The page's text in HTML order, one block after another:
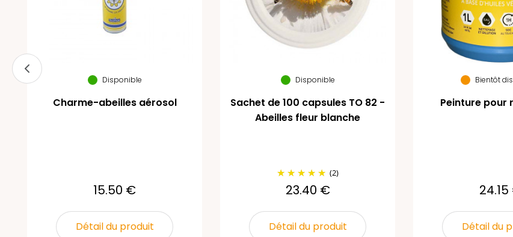
Disponible
Charme-abeilles aérosol
15.50 €
Détail du produit
Disponible
Sachet de 100 capsules TO 82 -
Abeilles fleur blanche
(2)
23.40 €
Détail du produit
Bientôt
Peinture pour
Détail du